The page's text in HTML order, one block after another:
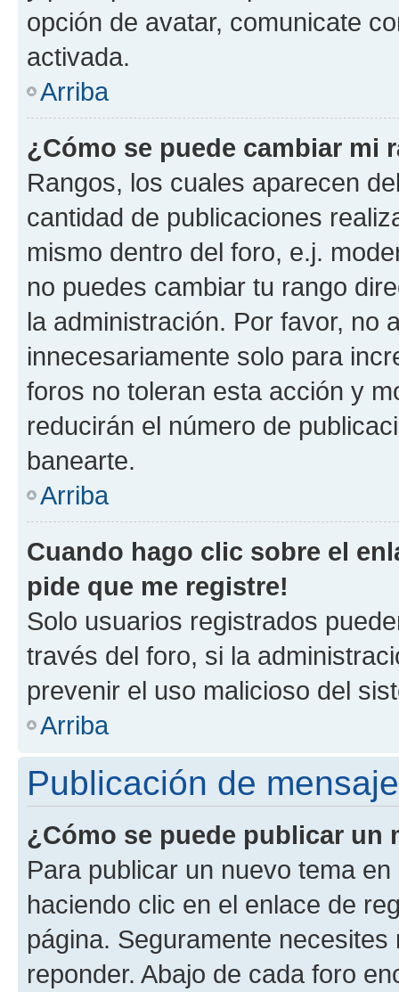
opción de avatar, comunicate
activada.
Arriba
¿Cómo se puede cambiar mi
Rangos, los cuales aparecen
cantidad de publicaciones
mismo dentro del foro, e.j.
no puedes cambiar tu rango
la administración. Por favor, no
innecesariamente solo para
foros no toleran esta acción y
reducirán el número de
banearte.
Arriba
Cuando hago clic sobre el
pide que me registre!
Solo usuarios registrados
través del foro, si la
prevenir el uso malicioso del
Arriba
Publicación de
¿Cómo se puede publicar un
Para publicar un nuevo tema
haciendo clic en el enlace de
página. Seguramente
reponder. Abajo de cada foro